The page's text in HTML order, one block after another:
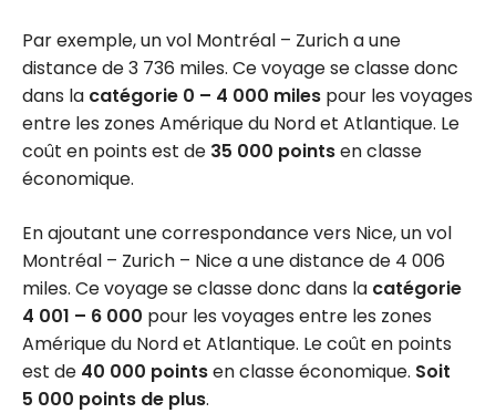
Par exemple, un vol Montréal – Zurich a une
distance de 3 736 miles. Ce voyage se classe donc
dans la catégorie 0 – 4 000 miles pour les voyages
entre les zones Amérique du Nord et Atlantique. Le
coût en points est de 35 000 pointsen classe
économique.
En ajoutant une correspondance vers Nice, un vol
Montréal – Zurich – Nice a une distance de 4 006
miles. Ce voyage se classe donc dans la catégorie
4 001 – 6 000 pour les voyages entre les zones
Amérique du Nord et Atlantique. Le coût en points
est de 40 000 pointsen classe économique. Soit
5 000 points de plus.